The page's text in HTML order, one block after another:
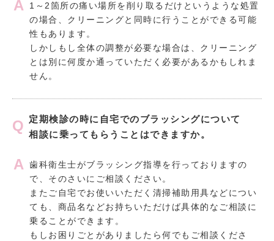
1～2箇所の痛い場所を削り取るだけというような処置
の場合、クリーニングと同時に行うことができる可能
性もあります。
しかしもし全体の調整が必要な場合は、クリーニング
とは別に何度か通っていただく必要があるかもしれま
せん。
定期検診の時に自宅でのブラッシングについて
相談に乗ってもらうことはできますか。
歯科衛生士がブラッシング指導を行っておりますの
で、そのさいにご相談ください。
またご自宅でお使いいただく清掃補助用具などについ
ても、商品名などお持ちいただけば具体的なご相談に
乗ることができます。
もしお困りごとがありましたら何でもご相談くださ